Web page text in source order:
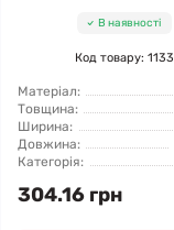
В наявності
Код товару: 1133
Матеріал:
Товщина:
Ширина:
Довжина:
Категорія:
304.16 грн